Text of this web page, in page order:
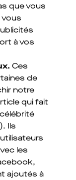
que vous
à vos
Ces
de
notre
qui fait
Ils
les
ajoutés à